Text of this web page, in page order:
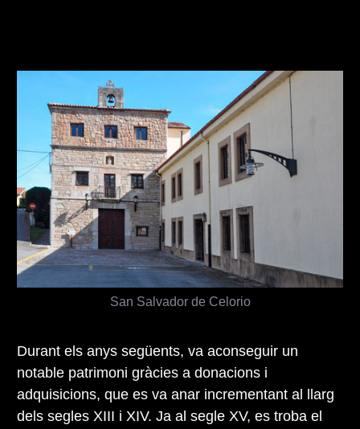
San Salvador de Celorio
Durant els anys següents, va aconseguir un
notable patrimoni gràcies a donacions i
adquisicions, que es va anar incrementant al llarg
dels segles XIII i XIV. Ja al segle XV, es troba el